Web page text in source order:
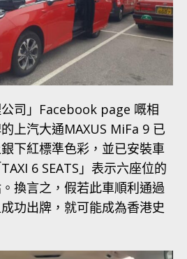
司」Facebook page 嘅相
上汽大通MAXUS MiFa 9 已
下紅標準色彩，並已安裝車
6 SEATS」表示六座位的
換言之，假若此車順利通過
功出牌，就可能成為香港史